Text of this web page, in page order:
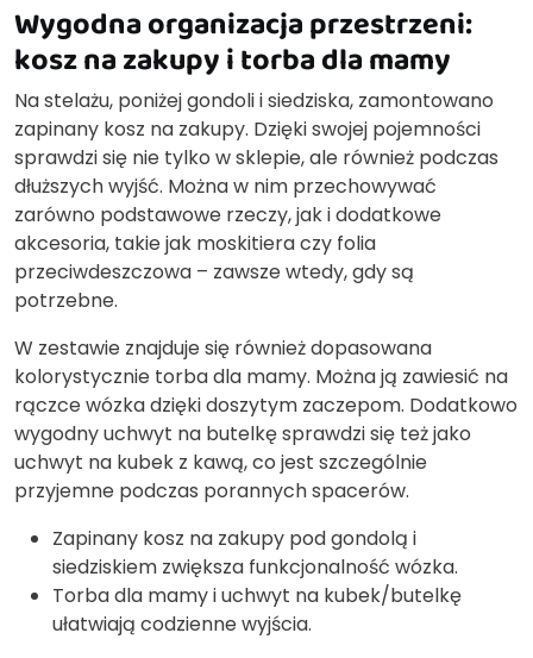
Wygodna organizacja przestrzeni:
kosz na zakupy i torba dla mamy
Na stelażu, poniżej gondoli i siedziska, zamontowano
zapinany kosz na zakupy. Dzięki swojej pojemności
sprawdzi się nie tylko w sklepie, ale również podczas
dłuższych wyjść. Można w nim przechowywać
zarówno podstawowe rzeczy, jak i dodatkowe
akcesoria, takie jak moskitiera czy folia
przeciwdeszczowa – zawsze wtedy, gdy są
potrzebne.
W zestawie znajduje się również dopasowana
kolorystycznie torba dla mamy. Można ją zawiesić na
rączce wózka dzięki doszytym zaczepom. Dodatkowo
wygodny uchwyt na butelkę sprawdzi się też jako
uchwyt na kubek z kawą, co jest szczególnie
przyjemne podczas porannych spacerów.
Zapinany kosz na zakupy pod gondolą i
siedziskiem zwiększa funkcjonalność wózka.
Torba dla mamy i uchwyt na kubek/butelkę
ułatwiają codzienne wyjścia.